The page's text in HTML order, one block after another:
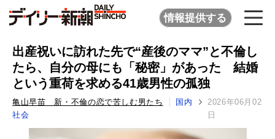
情報提供する
出産祝いに訪れた先で“産後のママ”と不倫し
たら、自分の母にも「秘密」があった 結婚
という重荷を求める41歳男性の孤独
亀山早苗 新・不倫の恋で苦しむ男たち
国内
社会
2026年06月02
日